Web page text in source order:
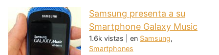
Samsung presenta a su
Smartphone Galaxy Music
1.6k vistas en Samsung,
Smartphones